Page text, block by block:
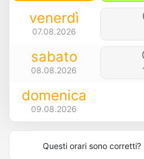
venerdì
07.08.2026
sabato
08.08.2026
domenica
09.08.2026
Questi orari sono corretti?